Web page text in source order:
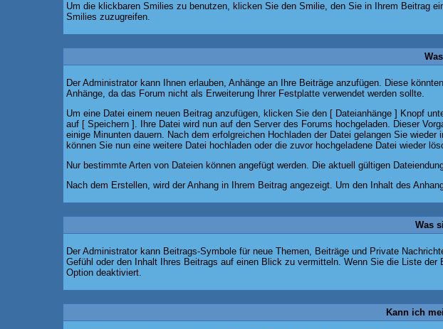
Um die klickbaren Smilies zu benutzen, klicken Sie den Smilie, den Sie in Ihrem Beitrag
Smilies zuzugreifen.
Der Administrator kann Ihnen erlauben, Anhänge an Ihre Beiträge anzufügen. Diese
Anhänge, da das Forum nicht als Erweiterung Ihrer Festplatte verwendet werden sollte.
Um eine Datei einem neuen Beitrag anzufügen, klicken Sie den [ Dateianhänge ] Knopf
auf [ Speichern ]. Ihre Datei wird nun auf den Server des Forums hochgeladen. Dieser
einige Minunten dauern. Nach dem erfolgreichen Hochladen der Datei gelangen Sie
können Sie nun eine weitere Datei hochladen oder die zuvor hochgeladene Datei wieder
Nur bestimmte Arten von Dateien können angefügt werden. Die aktuell gültigen
Nach dem Erstellen, wird der Anhang in Ihrem Beitrag angezeigt. Um den Inhalt des
Was
Der Administrator kann Beitrags-Symbole für neue Themen, Beiträge und Private
Gefühl oder den Inhalt Ihres Beitrags auf einen Blick zu vermitteln. Wenn Sie die Liste
Option deaktiviert.
Kann ich